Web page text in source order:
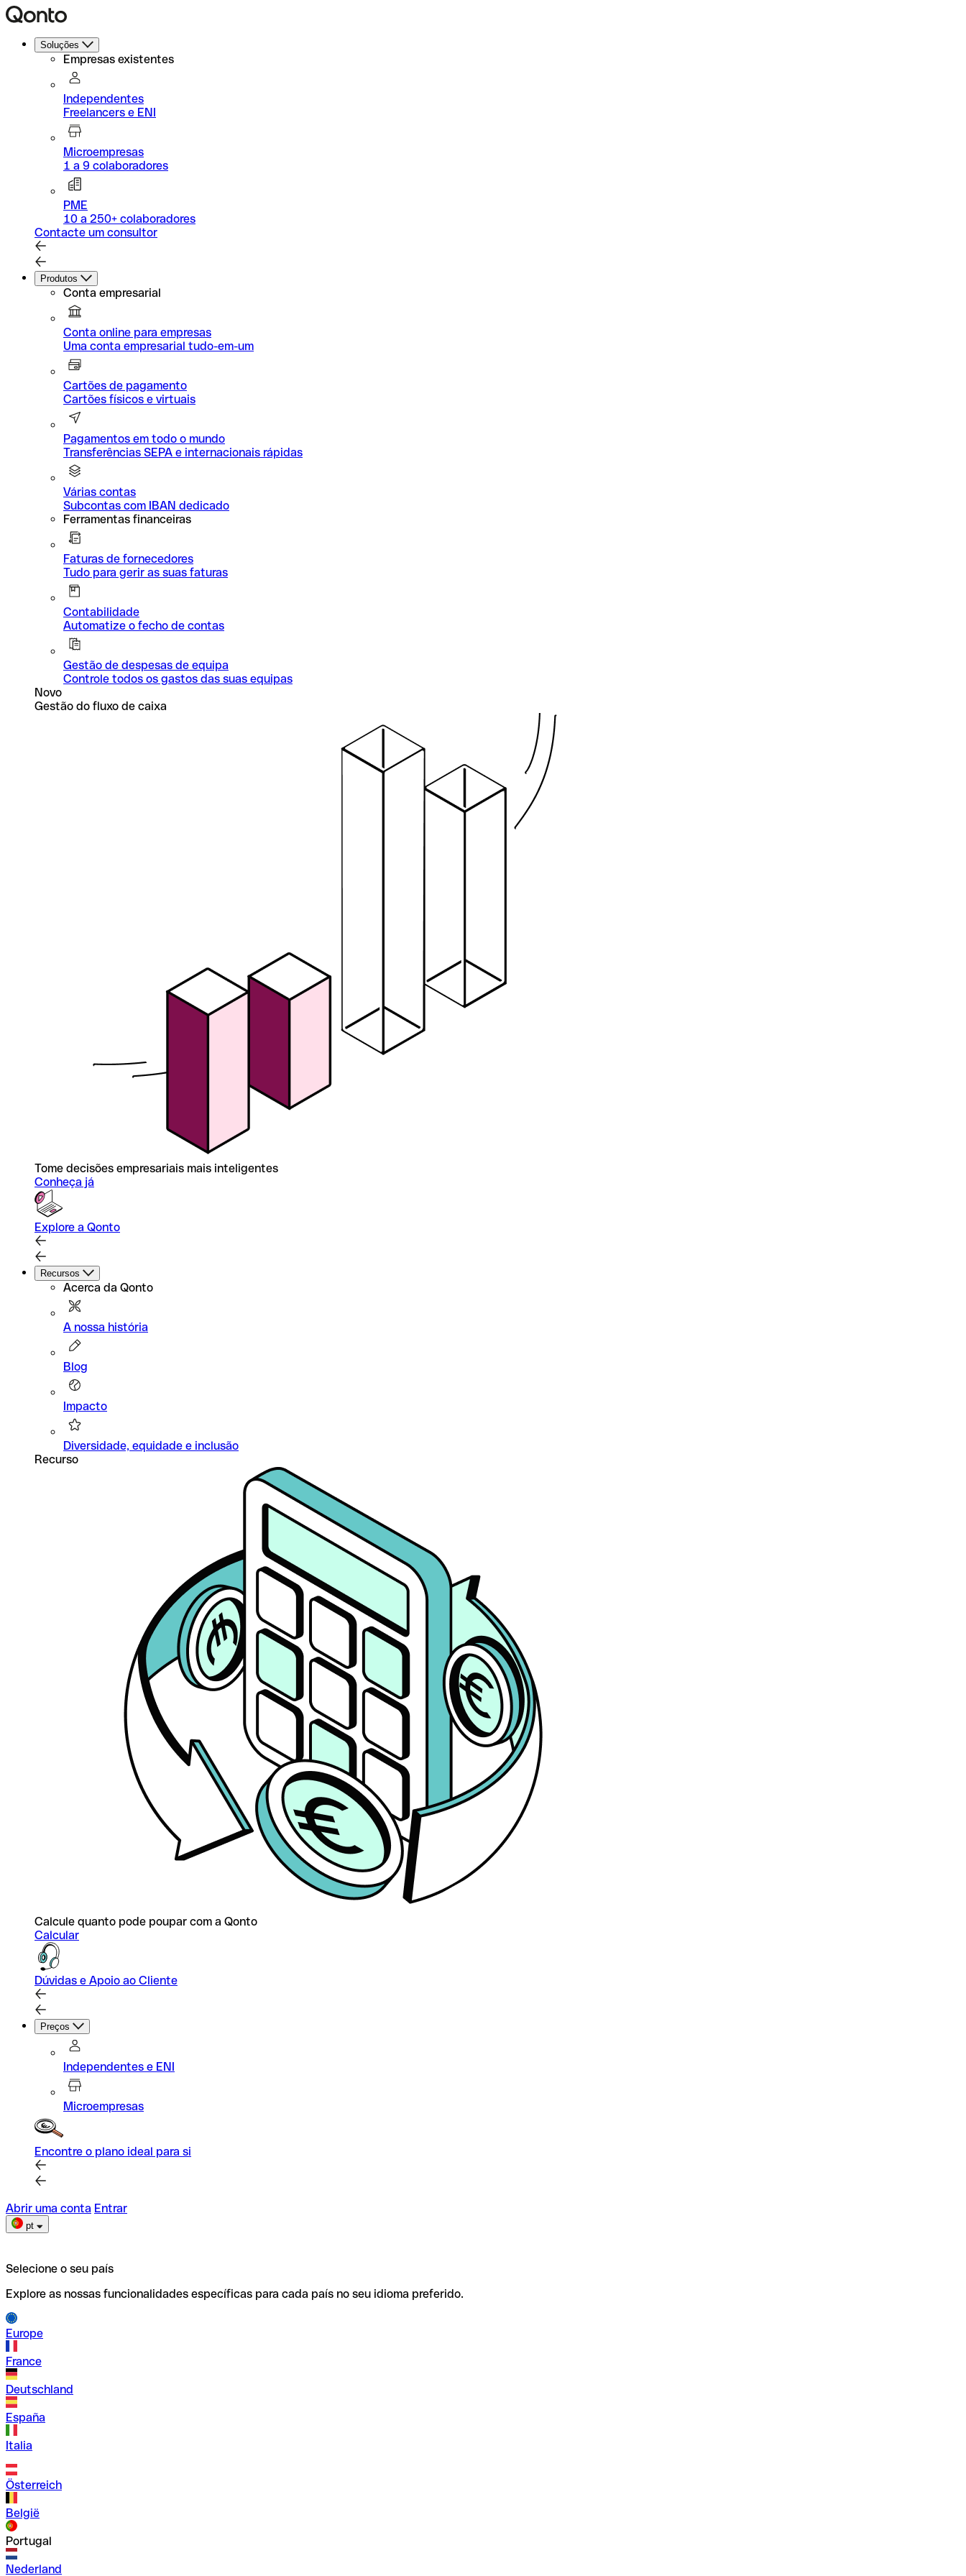
Soluções
Empresas existentes
Independentes
Freelancers e ENI
Microempresas
1 a 9 colaboradores
PME
10 a 250+ colaboradores
Contacte um consultor
Produtos
Conta empresarial
Conta online para empresas
Uma conta empresarial tudo-em-um
Cartões de pagamento
Cartões físicos e virtuais
Pagamentos em todo o mundo
Transferências SEPA e internacionais rápidas
Várias contas
Subcontas com IBAN dedicado
Ferramentas financeiras
Faturas de fornecedores
Tudo para gerir as suas faturas
Contabilidade
Automatize o fecho de contas
Gestão de despesas de equipa
Controle todos os gastos das suas equipas
Novo
Gestão do fluxo de caixa
Tome decisões empresariais mais inteligentes
Conheça já
Explore a Qonto
Recursos
Acerca da Qonto
A nossa história
Blog
Impacto
Diversidade, equidade e inclusão
Recurso
Calcule quanto pode poupar com a Qonto
Calcular
Dúvidas e Apoio ao Cliente
Preços
Independentes e ENI
Microempresas
Encontre o plano ideal para si
Abrir uma conta Entrar
pt
Selecione o seu país
Explore as nossas funcionalidades específicas para cada país no seu idioma preferido.
Europe
France
Deutschland
España
Italia
Österreich
België
Portugal
Nederland